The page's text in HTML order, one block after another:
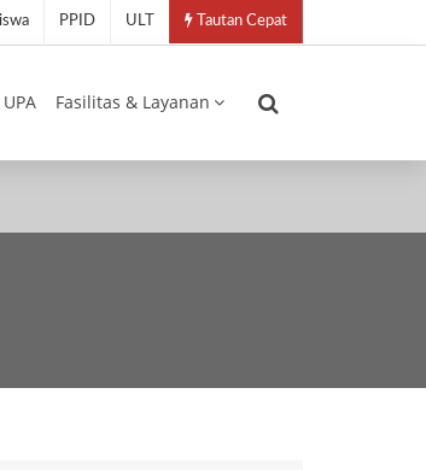
PPID ULT Tautan Cepat
Fasilitas & Layanan